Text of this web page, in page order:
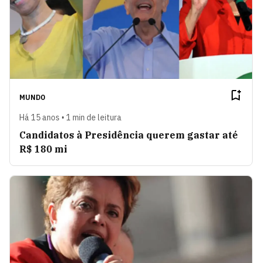
MUNDO
Há 15 anos • 1 min de leitura
Candidatos à Presidência querem gastar até
R$ 180 mi